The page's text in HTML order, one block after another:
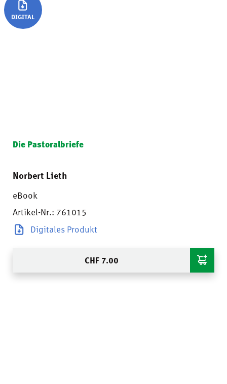
DIGITAL
Die Pastoralbriefe
Norbert Lieth
eBook
Artikel-Nr.: 761015
Digitales Produkt
CHF 7.00